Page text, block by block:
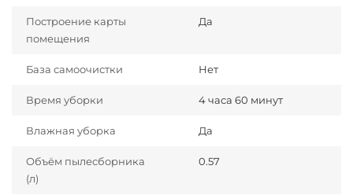
Построение карты
помещения
Да
База самоочистки Нет
Время уборки 4 часа 60 минут
Влажная уборка Да
Объём пылесборника
(л)
0.57